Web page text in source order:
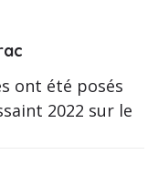
ont été posés
2022 sur le